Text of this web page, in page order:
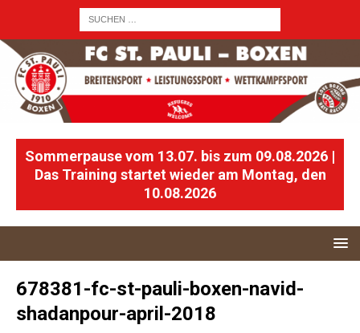
Sommerpause vom 13.07. bis zum 09.08.2026 |
Das Training startet wieder am Montag, den
10.08.2026
678381-fc-st-pauli-boxen-navid-
shadanpour-april-2018